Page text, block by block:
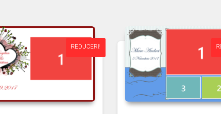
REDUCERI!
REDUCERI!